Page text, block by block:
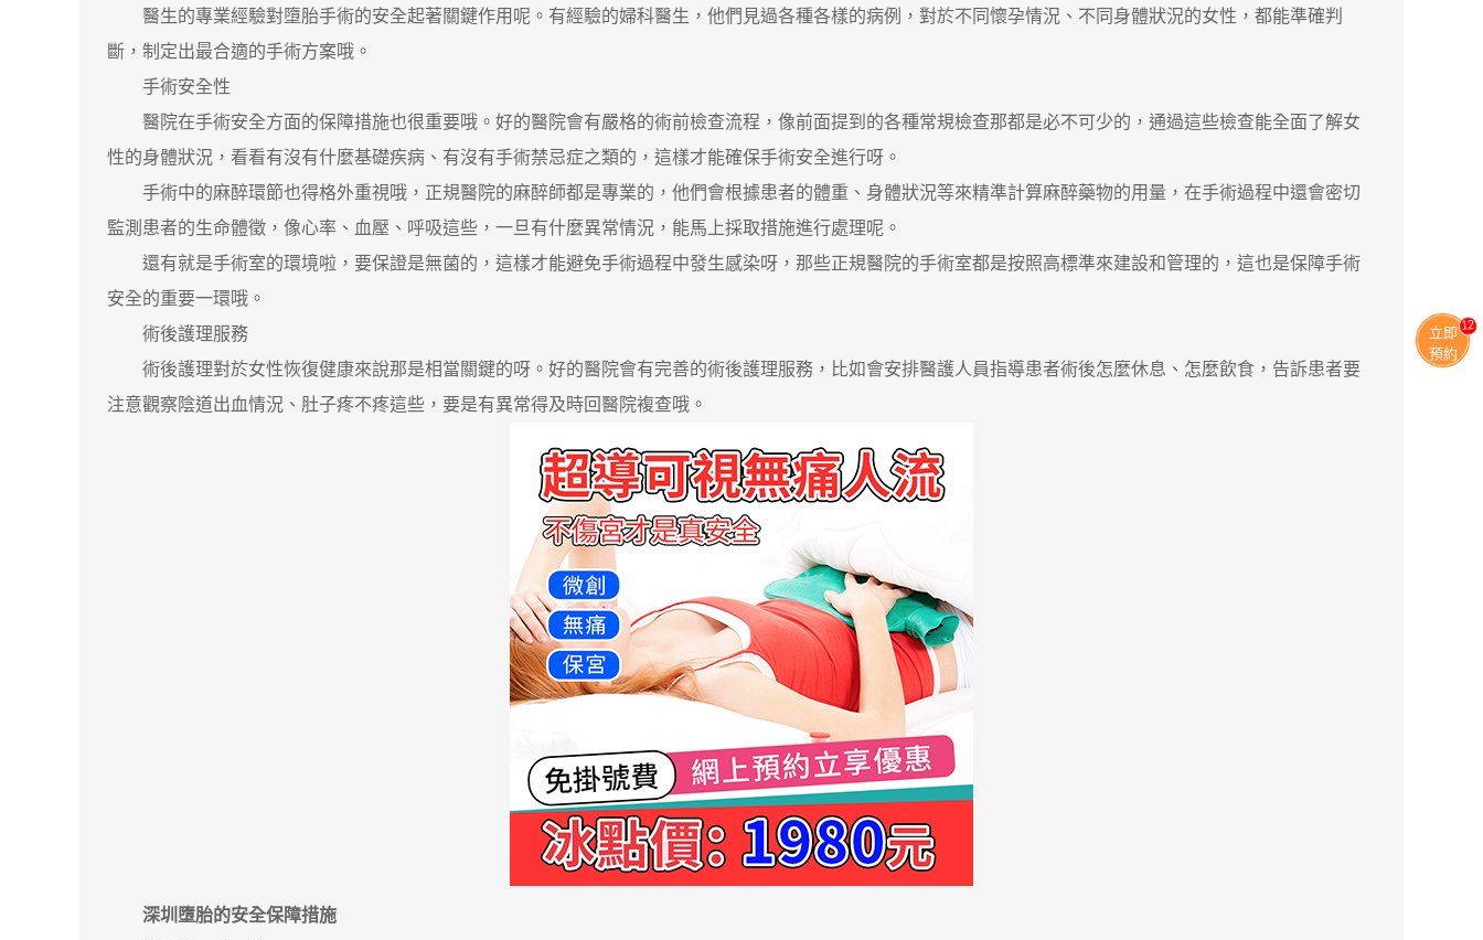
醫生的專業經驗對墮胎手術的安全起著關鍵作用呢。有經驗的婦科醫生，他們見過各種各樣的病例，對於不同懷孕情況、不同身體狀況的女性，都能準確判
斷，制定出最合適的手術方案哦。
手術安全性
醫院在手術安全方面的保障措施也很重要哦。好的醫院會有嚴格的術前檢查流程，像前面提到的各種常規檢查那都是必不可少的，通過這些檢查能全面了解女
性的身體狀況，看看有沒有什麼基礎疾病、有沒有手術禁忌症之類的，這樣才能確保手術安全進行呀。
手術中的麻醉環節也得格外重視哦，正規醫院的麻醉師都是專業的，他們會根據患者的體重、身體狀況等來精準計算麻醉藥物的用量，在手術過程中還會密切
監測患者的生命體徵，像心率、血壓、呼吸這些，一旦有什麼異常情況，能馬上採取措施進行處理呢。
還有就是手術室的環境啦，要保證是無菌的，這樣才能避免手術過程中發生感染呀，那些正規醫院的手術室都是按照高標準來建設和管理的，這也是保障手術
安全的重要一環哦。
術後護理服務
術後護理對於女性恢復健康來說那是相當關鍵的呀。好的醫院會有完善的術後護理服務，比如會安排醫護人員指導患者術後怎麼休息、怎麼飲食，告訴患者要
注意觀察陰道出血情況、肚子疼不疼這些，要是有異常得及時回醫院複查哦。
深圳墮胎的安全保障措施
立即
預約
11